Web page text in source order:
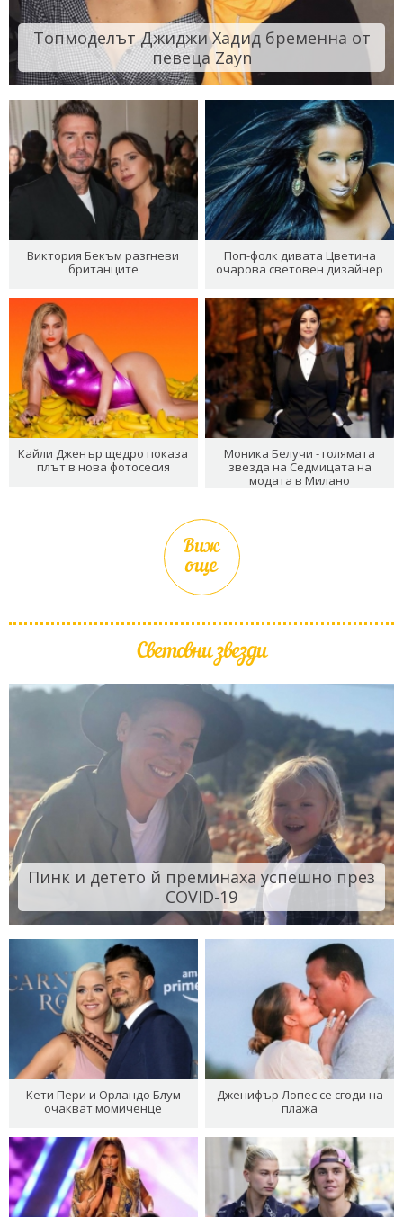
Топмоделът Джиджи Хадид бременна от
певеца Zayn
Виктория Бекъм разгневи
британците
Поп-фолк дивата Цветина
очарова световен дизайнер
Кайли Дженър щедро показа
плът в нова фотосесия
Моника Белучи - голямата
звезда на Седмицата на
модата в Милано
Виж
още
Световни звезди
Пинк и детето й преминаха успешно през
COVID-19
Кети Пери и Орландо Блум
очакват момиченце
Дженифър Лопес се сгоди на
плажа